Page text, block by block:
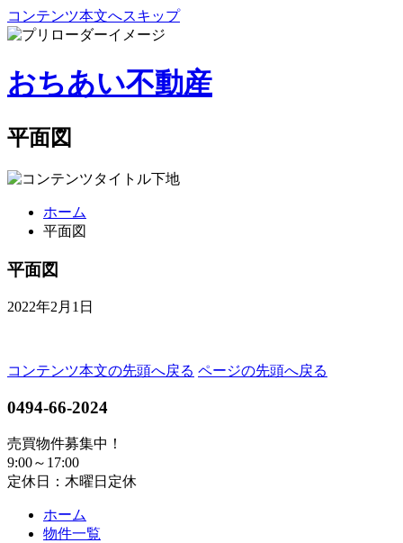
コンテンツ本文へスキップ
おちあい不動産
平面図
ホーム
平面図
平面図
2022年2月1日
コンテンツ本文の先頭へ戻る ページの先頭へ戻る
0494-66-2024
売買物件募集中！
9:00～17:00
定休日：木曜日定休
ホーム
物件一覧